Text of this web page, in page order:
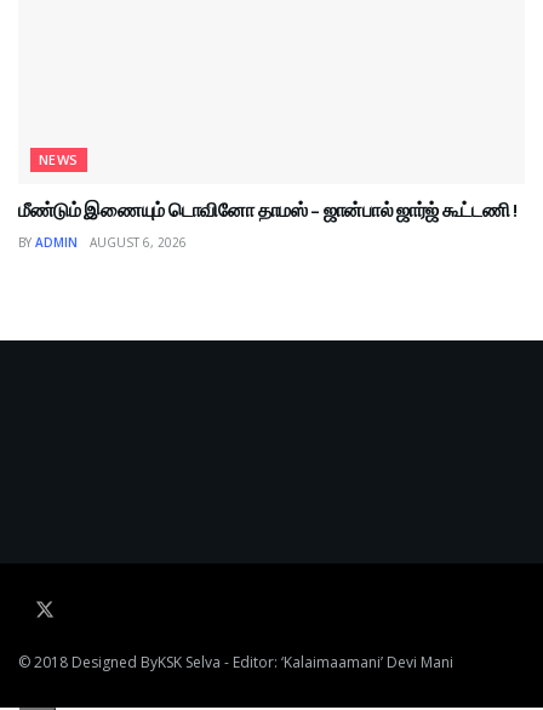
NEWS
மீண்டும் இணையும் டொவினோ தாமஸ் – ஜான்பால் ஜார்ஜ் கூட்டணி !
BY ADMIN AUGUST 6, 2026
© 2018 Designed ByKSK Selva - Editor: ‘Kalaimaamani’ Devi Mani